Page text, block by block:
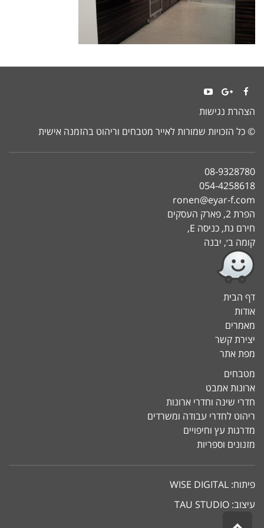
Facebook
Google+
YouTubeהצהרת נגישות
© כל הזכויות שמורות לאייר מטבחים וריהוט בהזמנה אישית
08-9328780
054-4258618
ronen@eyar-f.com
הפרת 2, פארק העסקים
חירם גת, כניסה E,
קומה ב׳, יבנה
דף הבית
אודות
מאמרים
יצירת קשר
מפת אתר
מטבחים
ארונות אמבט
חדרי שינה וחדרי ארונות
ריהוט לחדרי עבודה ומשרדים
מדרגות עץ וחיפויים
מזנונים וספריות
פיתוח: WISE DIGITAL
עיצוב: TAU STUDIO